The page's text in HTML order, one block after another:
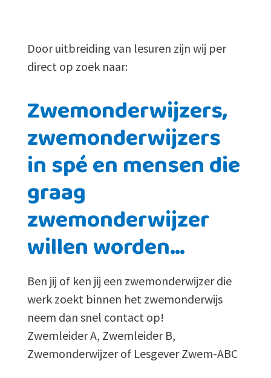
Door uitbreiding van lesuren zijn wij per
direct op zoek naar:
Zwemonderwijzers,
zwemonderwijzers
in spé en mensen die
graag
zwemonderwijzer
willen worden…
Ben jij of ken jij een zwemonderwijzer die
werk zoekt binnen het zwemonderwijs
neem dan snel contact op!
Zwemleider A, Zwemleider B,
Zwemonderwijzer of Lesgever Zwem-ABC